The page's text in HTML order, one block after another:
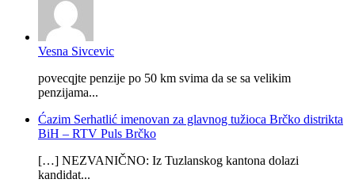
Vesna Sivcevic
povecqjte penzije po 50 km svima da se sa velikim
penzijama...
Ćazim Serhatlić imenovan za glavnog tužioca Brčko distrikta
BiH – RTV Puls Brčko
[…] NEZVANIČNO: Iz Tuzlanskog kantona dolazi
kandidat...